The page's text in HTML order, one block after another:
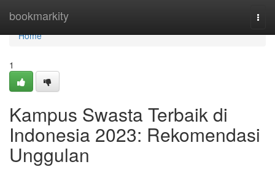
bookmarkity
Home
Home
1
Kampus Swasta Terbaik di
Indonesia 2023: Rekomendasi
Unggulan